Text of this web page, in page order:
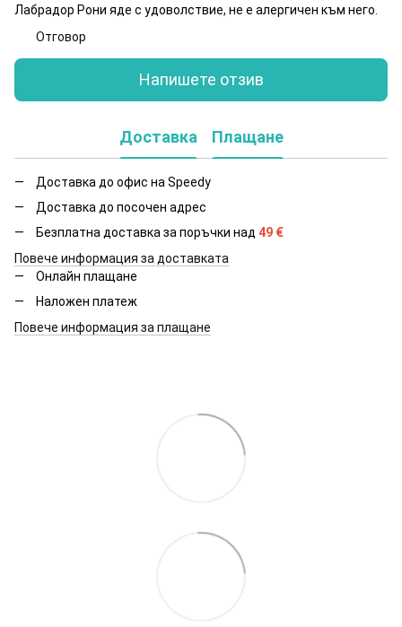
Лабрадор Рони яде с удоволствие, не е алергичен към него.
Отговор
Напишете отзив
Доставка Плащане
Доставка до офис на Speedy
Доставка до посочен адрес
Безплатна доставка за поръчки над 49 €
Повече информация за доставката
Онлайн плащане
Наложен платеж
Повече информация за плащане